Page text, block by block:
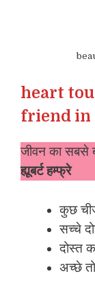
heart
friend in
जीवन का सबसे
ह्यूबर्ट हम्फ्रे
कुछ
सच्चे
दोस्त
अच्छे